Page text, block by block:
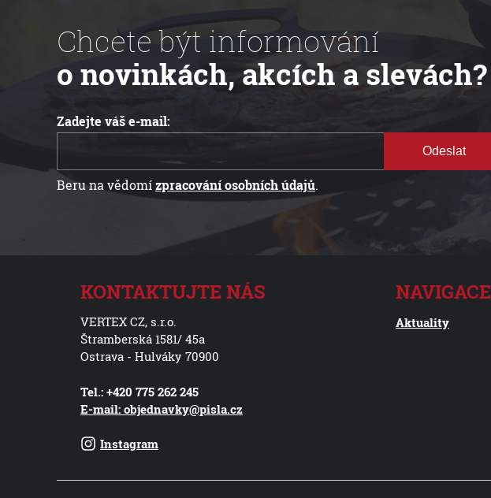
Chcete být informování
o novinkách, akcích a slevách?
Zadejte váš e-mail:
Odeslat
Beru na vědomízpracování osobních údajů.
KONTAKTUJTE NÁS
VERTEX CZ, s.r.o.
Štramberská 1581/ 45a
Ostrava - Hulváky 70900
Tel.: +420 775 262 245
E-mail: objednavky@pisla.cz
Instagram
NAVIGACE
Aktuality